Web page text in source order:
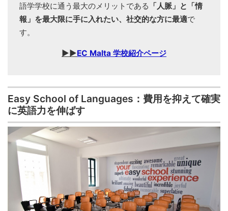
語学学校に通う最大のメリットである 「人脈」と「情
報」を最大限に手に入れたい、社交的な方に最適で
す。
▶▶EC Malta 学校紹介ページ
Easy School of Languages：費用を抑えて確実
に英語力を伸ばす